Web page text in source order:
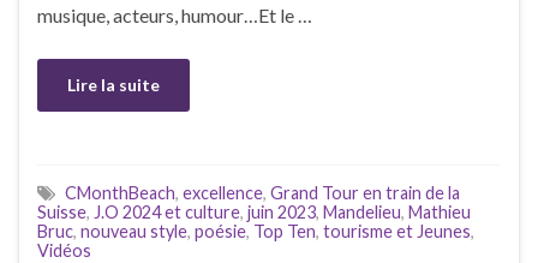
musique, acteurs, humour…Et le …
Lire la suite
CMonthBeach, excellence, Grand Tour en train de la
Suisse, J.O 2024 et culture, juin 2023, Mandelieu, Mathieu
Bruc, nouveau style, poésie, Top Ten, tourisme et Jeunes,
Vidéos